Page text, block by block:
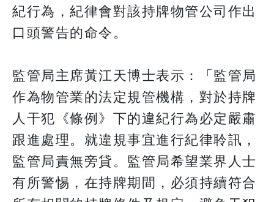
紀行為，紀律會對該持牌物管公司作出
口頭警告的命令。
監管局主席黃江天博士表示：「監管局
作為物管業的法定規管機構，對於持牌
人干犯《條例》下的違紀行為必定嚴肅
跟進處理。就違規事宜進行紀律聆訊，
監管局責無旁貸。監管局希望業界人士
有所警惕，在持牌期間，必須持續符合